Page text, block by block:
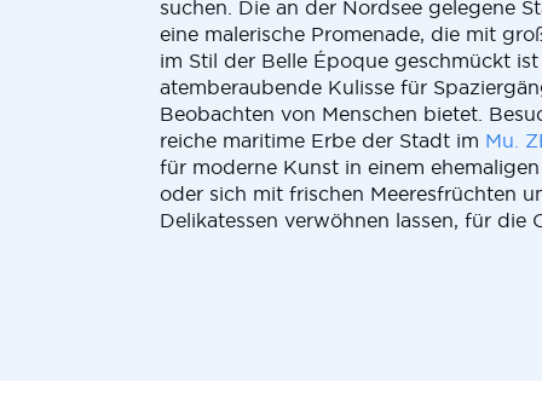
suchen. Die an der Nordsee gelegene
eine malerische Promenade, die mit
im Stil der Belle Époque geschmückt
atemberaubende Kulisse für
Beobachten von Menschen bietet.
reiche maritime Erbe der Stadt im Mu.
für moderne Kunst in einem
oder sich mit frischen Meeresfrüchten
Delikatessen verwöhnen lassen, für die